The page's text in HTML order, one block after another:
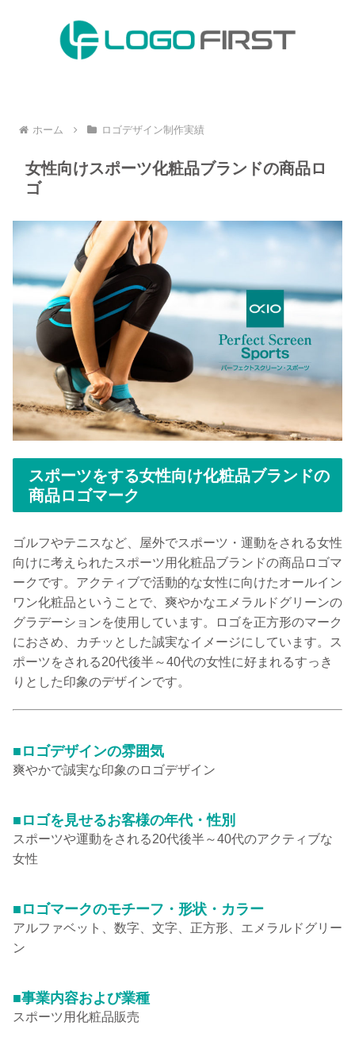
ホーム ロゴデザイン制作実績
女性向けスポーツ化粧品ブランドの商品ロ
ゴ
スポーツをする女性向け化粧品ブランドの
商品ロゴマーク
ゴルフやテニスなど、屋外でスポーツ・運動をされる女性
向けに考えられたスポーツ用化粧品ブランドの商品ロゴマ
ークです。アクティブで活動的な女性に向けたオールイン
ワン化粧品ということで、爽やかなエメラルドグリーンの
グラデーションを使用しています。ロゴを正方形のマーク
におさめ、カチッとした誠実なイメージにしています。ス
ポーツをされる20代後半～40代の女性に好まれるすっき
りとした印象のデザインです。
■ロゴデザインの雰囲気
爽やかで誠実な印象のロゴデザイン
■ロゴを見せるお客様の年代・性別
スポーツや運動をされる20代後半～40代のアクティブな
女性
■ロゴマークのモチーフ・形状・カラー
アルファベット、数字、文字、正方形、エメラルドグリー
ン
■事業内容および業種
スポーツ用化粧品販売